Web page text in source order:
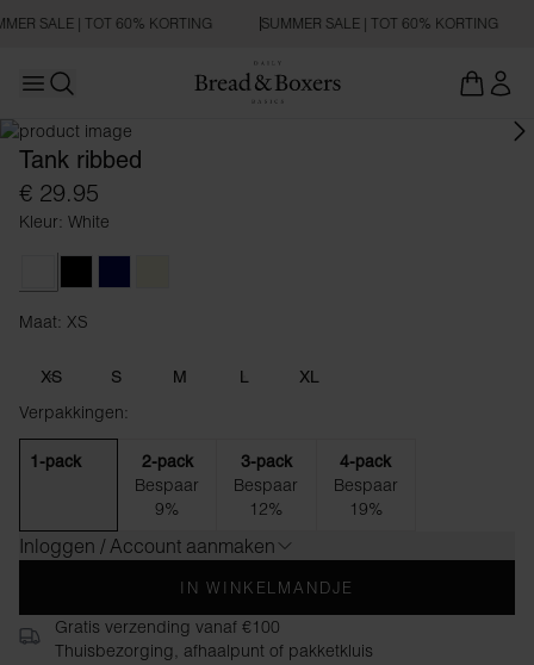
SALE | TOT 60% KORTING SUMMER SALE | TOT 60% KORTING
Open main menu
SLIM FIT
Tank ribbed
€ 29.95
Kleur: White
Maat: XS
XS S M L XL
Verpakkingen:
1-pack 2-pack
Bespaar
9%
3-pack
Bespaar
12%
4-pack
Bespaar
19%
Inloggen / Account aanmaken
IN WINKELMANDJE
Gratis verzending vanaf €100
Thuisbezorging, afhaalpunt of pakketkluis